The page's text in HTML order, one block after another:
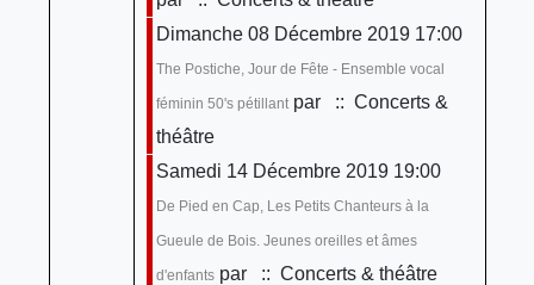
Dimanche 08 Décembre 2019 17:00
The Postiche, Jour de Fête - Ensemble vocal
féminin 50's pétillantpar
:: Concerts &
théâtre
Samedi 14 Décembre 2019 19:00
De Pied en Cap, Les Petits Chanteurs à la
Gueule de Bois. Jeunes oreilles et âmes
d'enfantspar
:: Concerts & théâtre